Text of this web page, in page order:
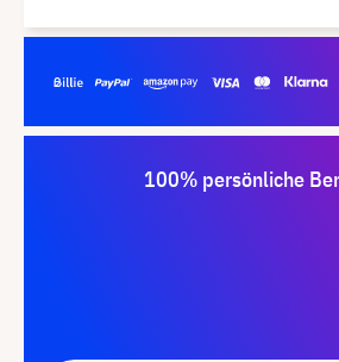
100% persönliche